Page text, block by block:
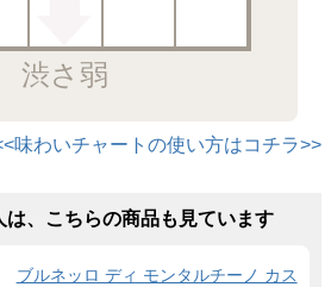
渋さ弱
味わいチャートの使い方はコチラ>>
は、こちらの商品も見ています
ブルネッロ ディ モンタルチーノ カス